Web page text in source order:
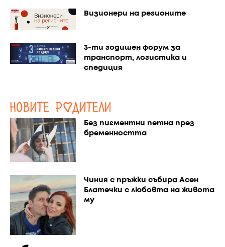
Визионери на регионите
3-ти годишен форум за
транспорт, логистика и
спедиция
Без пигментни петна през
бременността
Чиния с пръжки събира Асен
Блатечки с любовта на живота
му